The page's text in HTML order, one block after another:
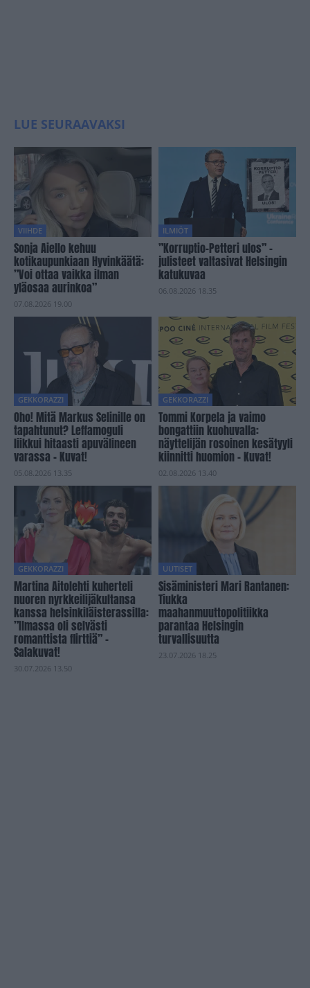
LUE SEURAAVAKSI
VIIHDE
Sonja Aiello kehuu
kotikaupunkiaan Hyvinkäätä:
”Voi ottaa vaikka ilman
yläosaa aurinkoa”
07.08.2026 19.00
ILMIÖT
”Korruptio-Petteri ulos” -
julisteet valtasivat Helsingin
katukuvaa
06.08.2026 18.35
GEKKORAZZI
Oho! Mitä Markus Selinille on
tapahtunut? Leffamoguli
liikkui hitaasti apuvälineen
varassa – Kuvat!
05.08.2026 13.35
GEKKORAZZI
Tommi Korpela ja vaimo
bongattiin kuohuvalla:
näyttelijän rosoinen kesätyyli
kiinnitti huomion – Kuvat!
02.08.2026 13.40
GEKKORAZZI
Martina Aitolehti kuherteli
nuoren nyrkkeilijäkultansa
kanssa helsinkiläisterassilla:
”Ilmassa oli selvästi
romanttista flirttiä” –
Salakuvat!
30.07.2026 13.50
UUTISET
Sisäministeri Mari Rantanen:
Tiukka
maahanmuuttopolitiikka
parantaa Helsingin
turvallisuutta
23.07.2026 18.25